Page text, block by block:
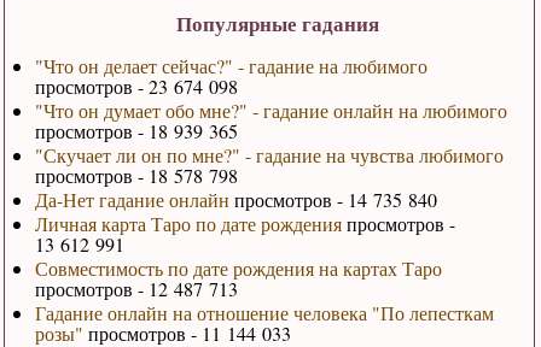
Популярные гадания
"Что он делает сейчас?" - гадание на любимого
просмотров - 23 674 098
"Что он думает обо мне?" - гадание онлайн на любимого
просмотров - 18 939 365
"Скучает ли он по мне?" - гадание на чувства любимого
просмотров - 18 578 798
Да-Нет гадание онлайн просмотров - 14 735 840
Личная карта Таро по дате рожденияпросмотров -
13 612 991
Совместимость по дате рождения на картах Таро
просмотров - 12 487 713
Гадание онлайн на отношение человека "По лепесткам
розы" просмотров - 11 144 033